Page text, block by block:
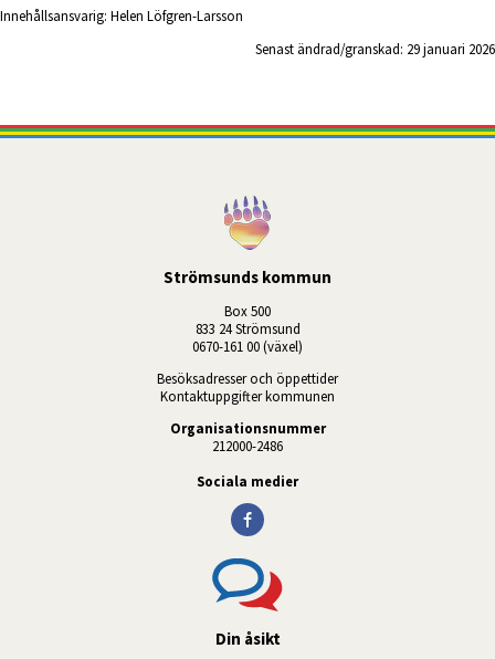
Innehållsansvarig: Helen Löfgren-Larsson
Senast ändrad/granskad: 29 januari 2026
Strömsunds kommun
Box 500
833 24 Strömsund
0670-161 00 (växel)
Besöksadresser och öppettider
Kontaktuppgifter kommunen
Organisationsnummer
212000-2486
Sociala medier
Din åsikt